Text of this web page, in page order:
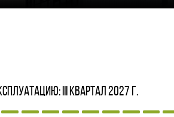
III квартал 2027 г.